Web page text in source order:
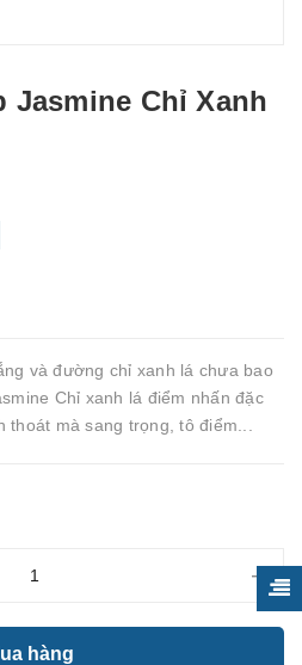
Jasmine Chỉ Xanh
và đường chỉ xanh lá chưa bao
Chỉ xanh lá điểm nhấn đặc
mà sang trọng, tô điểm...
+
hàng